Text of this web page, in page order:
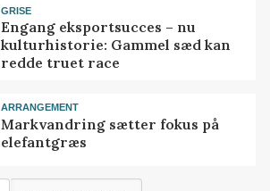
GRISE
Engang eksportsucces – nu
kulturhistorie: Gammel sæd kan
redde truet race
ARRANGEMENT
Markvandring sætter fokus på
elefantgræs